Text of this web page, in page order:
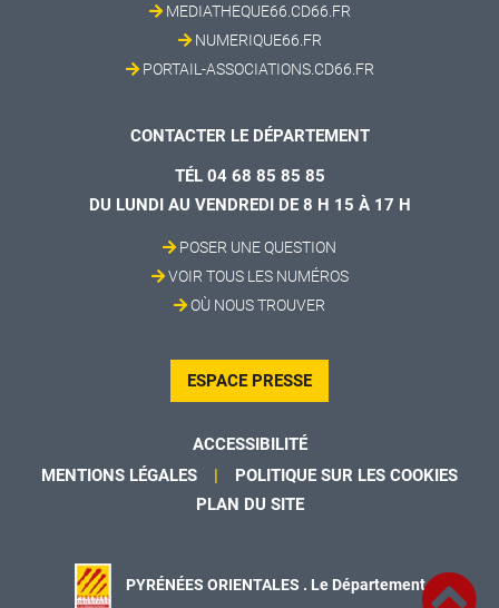
MEDIATHEQUE66.CD66.FR
NUMERIQUE66.FR
PORTAIL-ASSOCIATIONS.CD66.FR
CONTACTER LE DÉPARTEMENT
TÉL 04 68 85 85 85
DU LUNDI AU VENDREDI DE 8 H 15 À 17 H
POSER UNE QUESTION
VOIR TOUS LES NUMÉROS
OÙ NOUS TROUVER
ESPACE PRESSE
ACCESSIBILITÉ
MENTIONS LÉGALES
POLITIQUE SUR LES COOKIES
PLAN DU SITE
PYRÉNÉES ORIENTALES . Le Département